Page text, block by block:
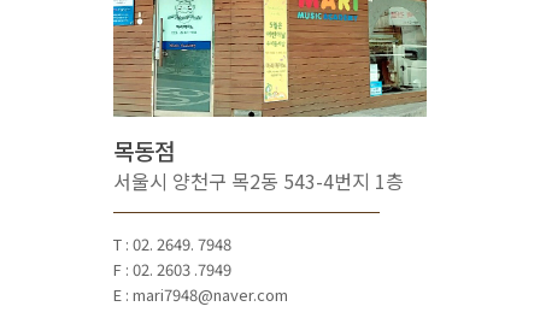
목동점
서울시 양천구 목2동 543-4번지 1층
T : 02. 2649. 7948
F : 02. 2603 .7949
E : mari7948@naver.com